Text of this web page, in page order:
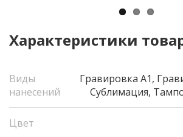
Характеристики
Виды
нанесений
Гравировка А1,
Сублимация,
Цвет